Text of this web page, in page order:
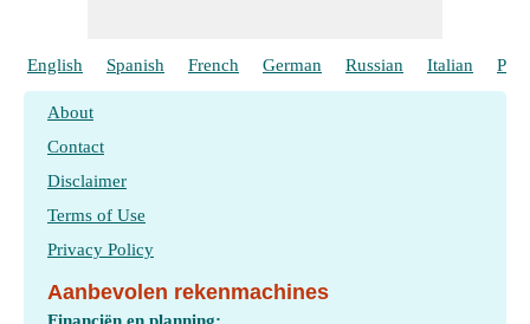
English Spanish French German Russian Italian
About
Contact
Disclaimer
Terms of Use
Privacy Policy
Aanbevolen rekenmachines